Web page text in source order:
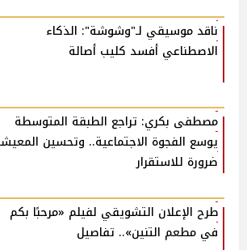
ناقد موسيقي لـ"وشوشة": الذكاء
الاصطناعي أفسد كليب أصالة
مصطفى بكري: تراجع الطبقة المتوسطة
يوسع الفجوة الاجتماعية.. وتحسين
ضرورة للاستقرار
طرح الإعلان التشويقي لفيلم «مرحبًا بكم
في مطعم التنين».. تفاصيل